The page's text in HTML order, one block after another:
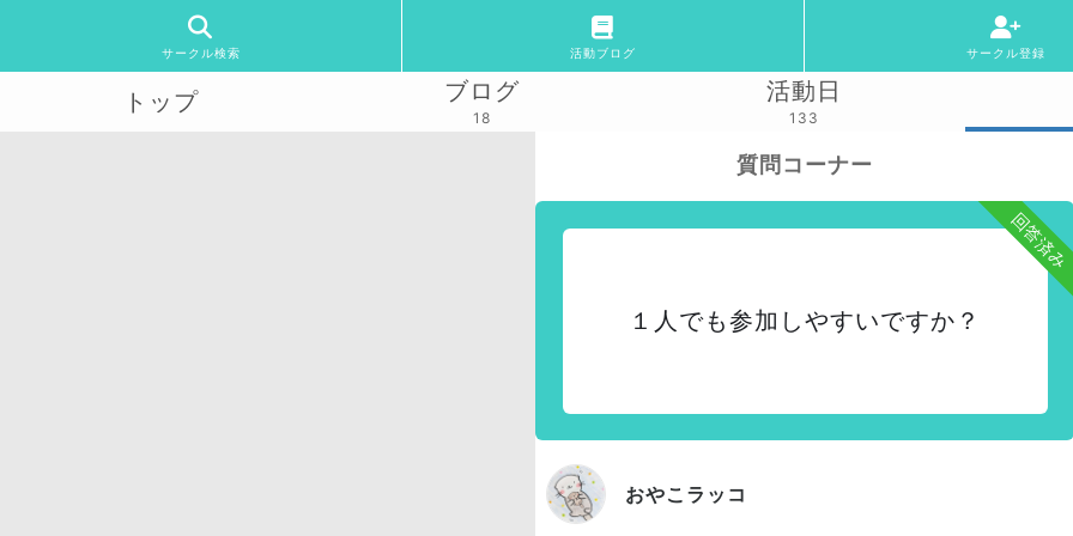
サークル検索 活動ブログ サークル登録
トップ ブログ
18
活動日
133
質問コーナー
回答済み
１人でも参加しやすいですか？
おやこラッコ